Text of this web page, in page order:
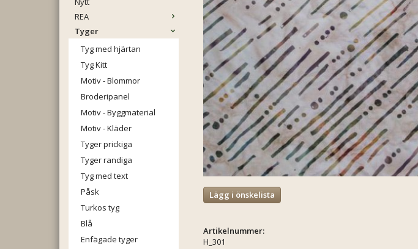
REA
Tyger
Tyg med hjärtan
Tyg Kitt
Motiv - Blommor
Broderipanel
Motiv - Byggmaterial
Motiv - Kläder
Tyger prickiga
Tyger randiga
Tyg med text
Påsk
Turkos tyg
Blå
Enfägade tyger
Lägg i önskelista
Artikelnummer:
H_301